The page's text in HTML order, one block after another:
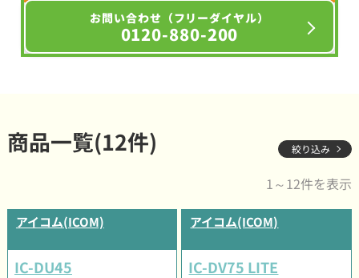
お問い合わせ（フリーダイヤル）
0120-880-200
商品一覧(12件) 絞り込み
1～12件を表示
アイコム(ICOM)
IC-DU45
アイコム(ICOM)
IC-DV75 LITE